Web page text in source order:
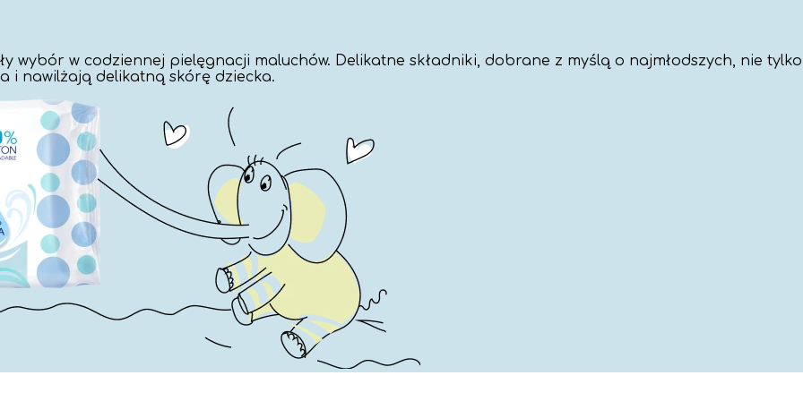
wybór w codziennej pielęgnacji maluchów. Delikatne składniki, dobrane z myślą o najmłodszych, nie tylko
i nawilżają delikatną skórę dziecka.